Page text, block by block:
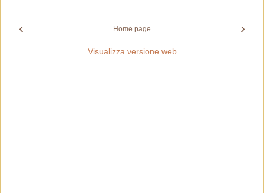
‹ ›
Home page
Visualizza versione web